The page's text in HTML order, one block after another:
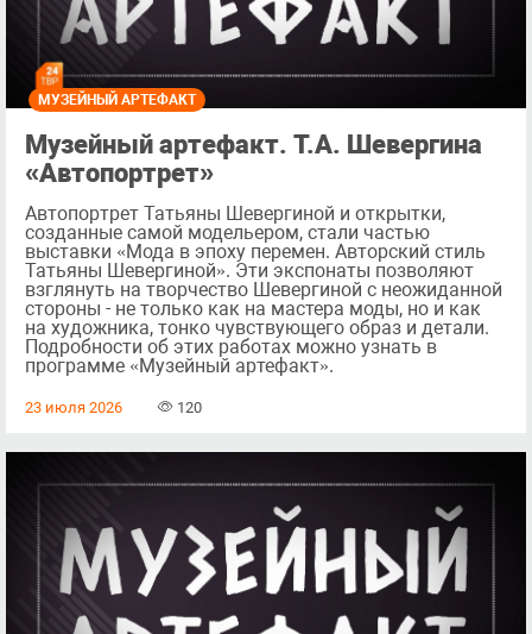
МУЗЕЙНЫЙ АРТЕФАКТ
Музейный артефакт. Т.А. Шевергина
«Автопортрет»
Автопортрет Татьяны Шевергиной и открытки,
созданные самой модельером, стали частью
выставки «Мода в эпоху перемен. Авторский стиль
Татьяны Шевергиной». Эти экспонаты позволяют
взглянуть на творчество Шевергиной с неожиданной
стороны - не только как на мастера моды, но и как
на художника, тонко чувствующего образ и детали.
Подробности об этих работах можно узнать в
программе «Музейный артефакт».
23 июля 2026 120